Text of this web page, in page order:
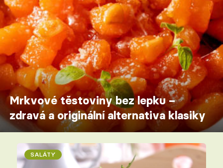
Mrkvové těstoviny bez lepku –
zdravá a originální alternativa klasiky
SALÁTY